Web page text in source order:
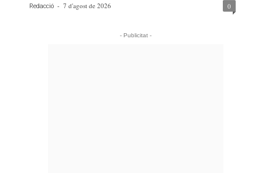
Redacció - 7 d'agost de 2026 0
- Publicitat -